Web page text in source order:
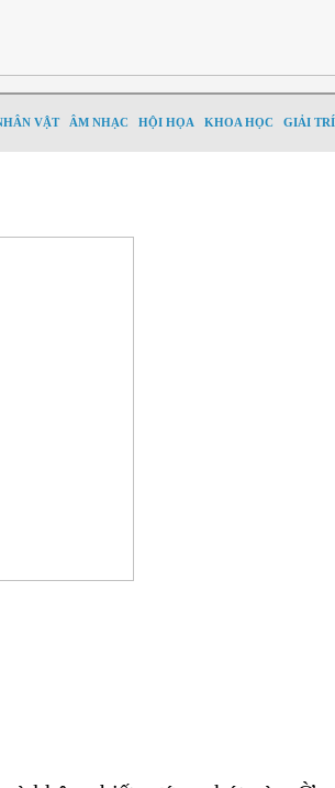
VẬT ÂM NHẠC HỘI HỌA KHOA HỌC GIẢI TRÍ